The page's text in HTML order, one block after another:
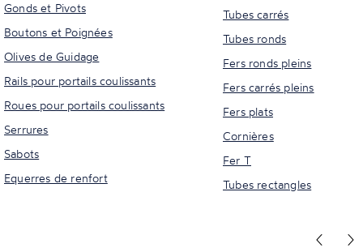
Gonds et Pivots
Boutons et Poignées
Olives de Guidage
Rails pour portails coulissants
Roues pour portails coulissants
Serrures
Sabots
Equerres de renfort
Tubes carrés
Tubes ronds
Fers ronds pleins
Fers carrés pleins
Fers plats
Cornières
Fer T
Tubes rectangles